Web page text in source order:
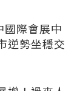
際會展中
逆勢坐穩交